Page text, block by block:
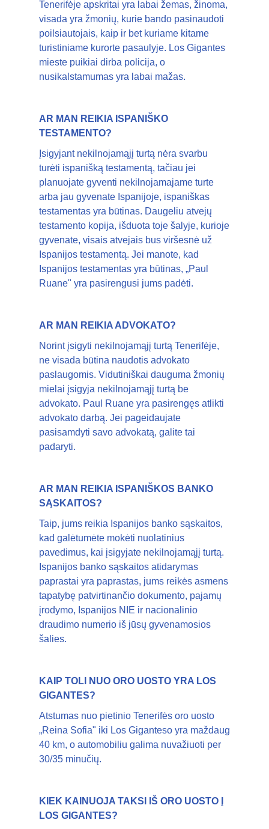
Tenerifėje apskritai yra labai žemas, žinoma,
visada yra žmonių, kurie bando pasinaudoti
poilsiautojais, kaip ir bet kuriame kitame
turistiniame kurorte pasaulyje. Los Gigantes
mieste puikiai dirba policija, o
nusikalstamumas yra labai mažas.
AR MAN REIKIA ISPANIŠKO
TESTAMENTO?
Įsigyjant nekilnojamąjį turtą nėra svarbu
turėti ispanišką testamentą, tačiau jei
planuojate gyventi nekilnojamajame turte
arba jau gyvenate Ispanijoje, ispaniškas
testamentas yra būtinas. Daugeliu atvejų
testamento kopija, išduota toje šalyje, kurioje
gyvenate, visais atvejais bus viršesnė už
Ispanijos testamentą. Jei manote, kad
Ispanijos testamentas yra būtinas, „Paul
Ruane" yra pasirengusi jums padėti.
AR MAN REIKIA ADVOKATO?
Norint įsigyti nekilnojamąjį turtą Tenerifėje,
ne visada būtina naudotis advokato
paslaugomis. Vidutiniškai dauguma žmonių
mielai įsigyja nekilnojamąjį turtą be
advokato. Paul Ruane yra pasirengęs atlikti
advokato darbą. Jei pageidaujate
pasisamdyti savo advokatą, galite tai
padaryti.
AR MAN REIKIA ISPANIŠKOS BANKO
SĄSKAITOS?
Taip, jums reikia Ispanijos banko sąskaitos,
kad galėtumėte mokėti nuolatinius
pavedimus, kai įsigyjate nekilnojamąjį turtą.
Ispanijos banko sąskaitos atidarymas
paprastai yra paprastas, jums reikės asmens
tapatybę patvirtinančio dokumento, pajamų
įrodymo, Ispanijos NIE ir nacionalinio
draudimo numerio iš jūsų gyvenamosios
šalies.
KAIP TOLI NUO ORO UOSTO YRA LOS
GIGANTES?
Atstumas nuo pietinio Tenerifės oro uosto
„Reina Sofia" iki Los Giganteso yra maždaug
40 km, o automobiliu galima nuvažiuoti per
30/35 minučių.
KIEK KAINUOJA TAKSI IŠ ORO UOSTO Į
LOS GIGANTES?